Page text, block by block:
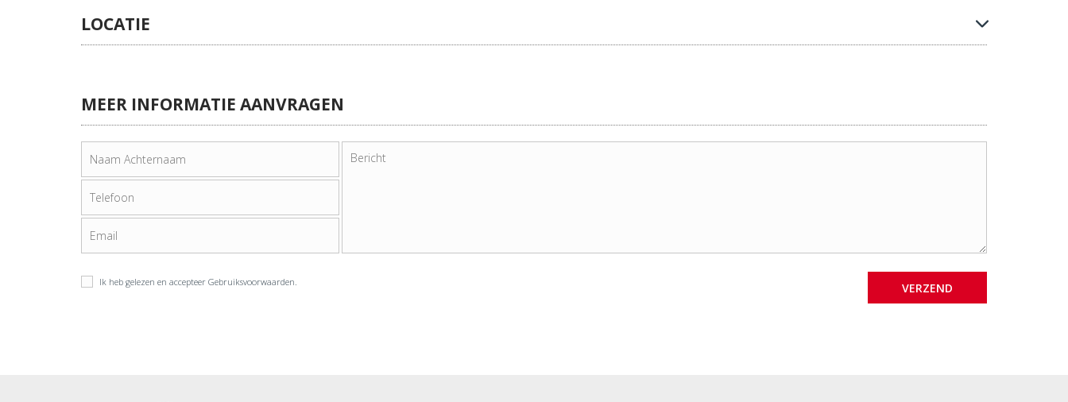
LOCATIE
MEER INFORMATIE AANVRAGEN
Ik heb gelezen en accepteer Gebruiksvoorwaarden.